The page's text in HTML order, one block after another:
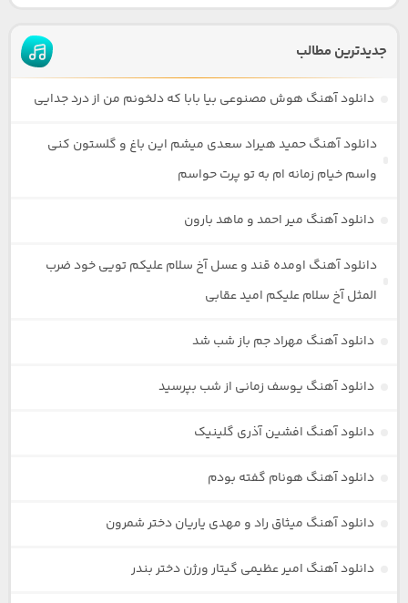
جدیدترین مطالب
دانلود آهنگ هوش مصنوعی بیا بابا که دلخونم من از درد جدایی
دانلود آهنگ حمید هیراد سعدی میشم این باغ و گلستون کنی
واسم خیام زمانه ام به تو پرت حواسم
دانلود آهنگ میر احمد و ماهد بارون
دانلود آهنگ اومده قند و عسل آخ سلام علیکم تویی خود ضرب
المثل آخ سلام علیکم امید عقابی
دانلود آهنگ مهراد جم باز شب شد
دانلود آهنگ یوسف زمانی از شب بپرسید
دانلود آهنگ افشین آذری گلینیک
دانلود آهنگ هونام گفته بودم
دانلود آهنگ میثاق راد و مهدی یاریان دختر شمرون
دانلود آهنگ امیر عظیمی گیتار ورژن دختر بندر